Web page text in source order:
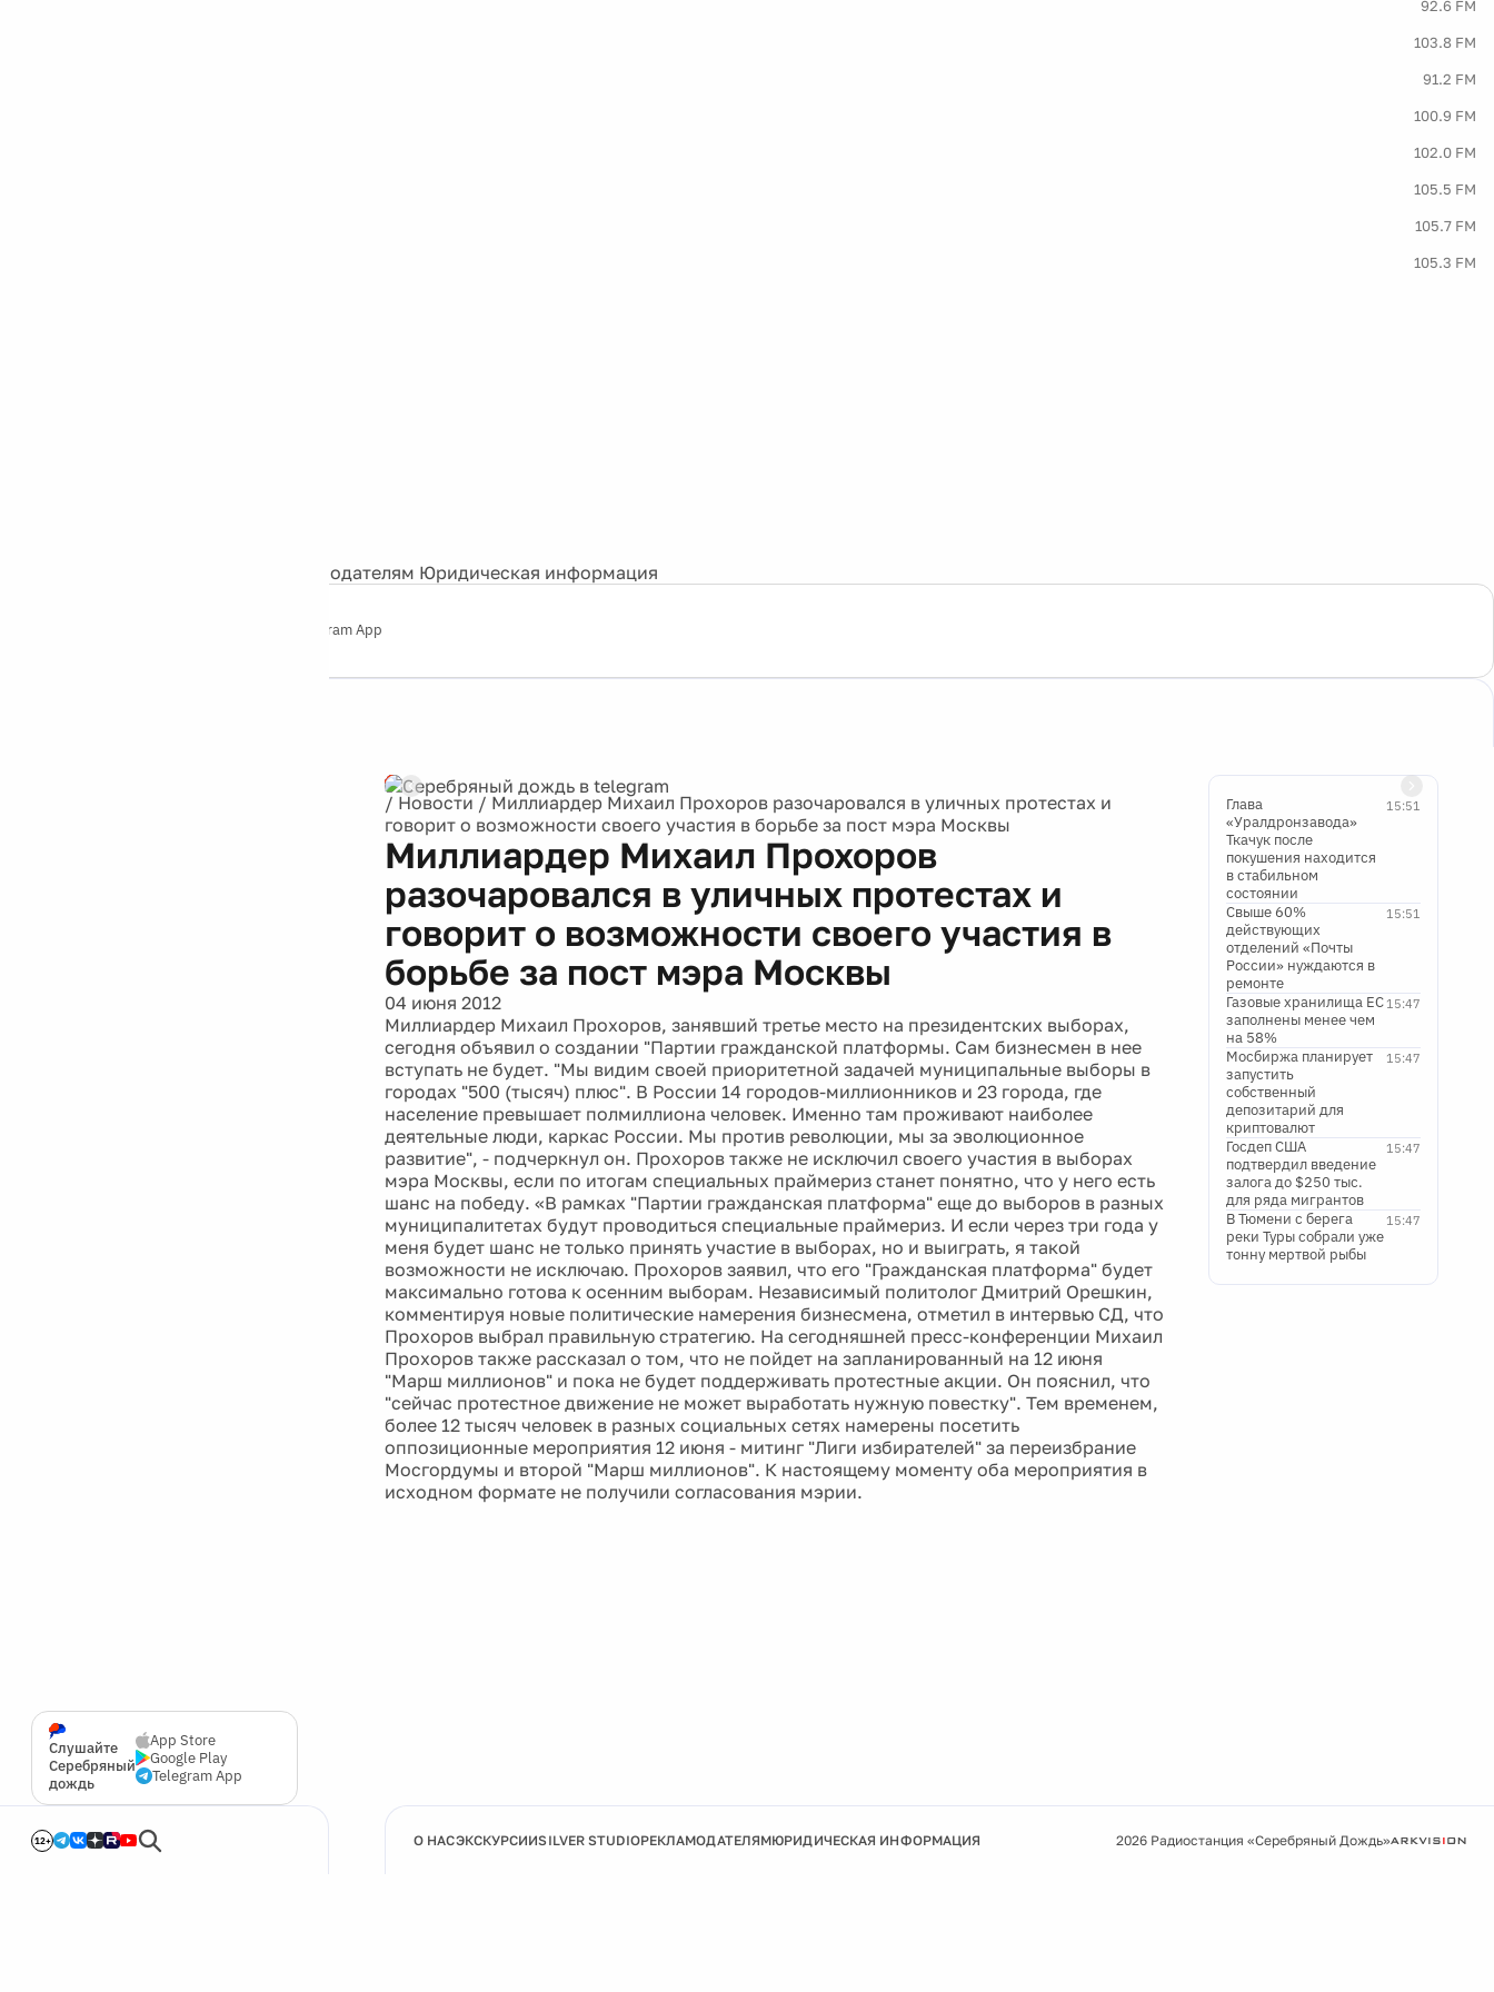
92.6 FM
103.8 FM
91.2 FM
100.9 FM
102.0 FM
105.5 FM
105.7 FM
105.3 FM
Рекламодателям Юридическая информация
Telegram App
Слушайте
Серебряный
дождь
App Store
Google Play
Telegram App
12+
/ Новости / Миллиардер Михаил Прохоров разочаровался в уличных протестах и
говорит о возможности своего участия в борьбе за пост мэра Москвы
Миллиардер Михаил Прохоров
разочаровался в уличных протестах и
говорит о возможности своего участия в
борьбе за пост мэра Москвы
04 июня 2012
Миллиардер Михаил Прохоров, занявший третье место на президентских выборах,
сегодня объявил о создании "Партии гражданской платформы. Сам бизнесмен в нее
вступать не будет. "Мы видим своей приоритетной задачей муниципальные выборы в
городах "500 (тысяч) плюс". В России 14 городов-миллионников и 23 города, где
население превышает полмиллиона человек. Именно там проживают наиболее
деятельные люди, каркас России. Мы против революции, мы за эволюционное
развитие", - подчеркнул он. Прохоров также не исключил своего участия в выборах
мэра Москвы, если по итогам специальных праймериз станет понятно, что у него есть
шанс на победу. «В рамках "Партии гражданская платформа" еще до выборов в разных
муниципалитетах будут проводиться специальные праймериз. И если через три года у
меня будет шанс не только принять участие в выборах, но и выиграть, я такой
возможности не исключаю. Прохоров заявил, что его "Гражданская платформа" будет
максимально готова к осенним выборам. Независимый политолог Дмитрий Орешкин,
комментируя новые политические намерения бизнесмена, отметил в интервью СД, что
Прохоров выбрал правильную стратегию. На сегодняшней пресс-конференции Михаил
Прохоров также рассказал о том, что не пойдет на запланированный на 12 июня
"Марш миллионов" и пока не будет поддерживать протестные акции. Он пояснил, что
"сейчас протестное движение не может выработать нужную повестку". Тем временем,
более 12 тысяч человек в разных социальных сетях намерены посетить
оппозиционные мероприятия 12 июня - митинг "Лиги избирателей" за переизбрание
Мосгордумы и второй "Марш миллионов". К настоящему моменту оба мероприятия в
исходном формате не получили согласования мэрии.
15:51
Глава
«Уралдронзавода»
Ткачук после
покушения находится
в стабильном
состоянии
15:51
Свыше 60%
действующих
отделений «Почты
России» нуждаются в
ремонте
15:47
Газовые хранилища ЕС
заполнены менее чем
на 58%
15:47
Мосбиржа планирует
запустить
собственный
депозитарий для
криптовалют
15:47
Госдеп США
подтвердил введение
залога до $250 тыс.
для ряда мигрантов
15:47
В Тюмени с берега
реки Туры собрали уже
тонну мертвой рыбы
О НАСЭКСКУРСИИSILVER STUDIOРЕКЛАМОДАТЕЛЯМЮРИДИЧЕСКАЯ ИНФОРМАЦИЯ 2026 Радиостанция «Серебряный Дождь»